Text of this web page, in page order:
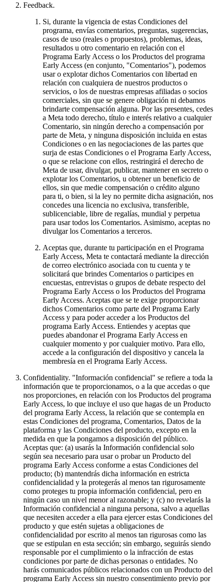
Feedback.
Si, durante la vigencia de estas Condiciones del
programa, envías comentarios, preguntas, sugerencias,
casos de uso (reales o propuestos), problemas, ideas,
resultados u otro comentario en relación con el
Programa Early Access o los Productos del programa
Early Access (en conjunto, "Comentarios"), podemos
usar o explotar dichos Comentarios con libertad en
relación con cualquiera de nuestros productos o
servicios, o los de nuestras empresas afiliadas o socios
comerciales, sin que se genere obligación ni debamos
brindarte compensación alguna. Por las presentes, cedes
a Meta todo derecho, título e interés relativo a cualquier
Comentario, sin ningún derecho a compensación por
parte de Meta, y ninguna disposición incluida en estas
Condiciones o en las negociaciones de las partes que
surja de estas Condiciones o el Programa Early Access,
o que se relacione con ellos, restringirá el derecho de
Meta de usar, divulgar, publicar, mantener en secreto o
explotar los Comentarios, u obtener un beneficio de
ellos, sin que medie compensación o crédito alguno
para ti, o bien, si la ley no permite dicha asignación, nos
concedes una licencia no exclusiva, transferible,
sublicenciable, libre de regalías, mundial y perpetua
para usar todos los Comentarios. Asimismo, aceptas no
divulgar los Comentarios a terceros.
Aceptas que, durante tu participación en el Programa
Early Access, Meta te contactará mediante la dirección
de correo electrónico asociada con tu cuenta y te
solicitará que brindes Comentarios o participes en
encuestas, entrevistas o grupos de debate respecto del
Programa Early Access o los Productos del Programa
Early Access. Aceptas que se te exige proporcionar
dichos Comentarios como parte del Programa Early
Access y para poder acceder a los Productos del
programa Early Access. Entiendes y aceptas que
puedes abandonar el Programa Early Access en
cualquier momento y por cualquier motivo. Para ello,
accede a la configuración del dispositivo y cancela la
membresía en el Programa Early Access.
Confidentiality. "Información confidencial" se refiere a toda la
información que te proporcionamos, o a la que accedas o que
nos proporciones, en relación con los Productos del programa
Early Access, lo que incluye el uso que hagas de un Producto
del programa Early Access, la relación que se contempla en
estas Condiciones del programa, Comentarios, Datos de la
plataforma y las Condiciones del producto, excepto en la
medida en que la pongamos a disposición del público.
Aceptas que: (a) usarás la Información confidencial solo
según sea necesario para usar o probar un Producto del
programa Early Access conforme a estas Condiciones del
producto; (b) mantendrás dicha información en estricta
confidencialidad y la protegerás al menos tan rigurosamente
como proteges tu propia información confidencial, pero en
ningún caso un nivel menor al razonable; y (c) no revelarás la
Información confidencial a ninguna persona, salvo a aquellas
que necesiten acceder a ella para ejercer estas Condiciones del
producto y que estén sujetas a obligaciones de
confidencialidad por escrito al menos tan rigurosas como las
que se estipulan en esta sección; sin embargo, seguirás siendo
responsable por el cumplimiento o la infracción de estas
condiciones por parte de dichas personas o entidades. No
harás comunicados públicos relacionados con un Producto del
programa Early Access sin nuestro consentimiento previo por